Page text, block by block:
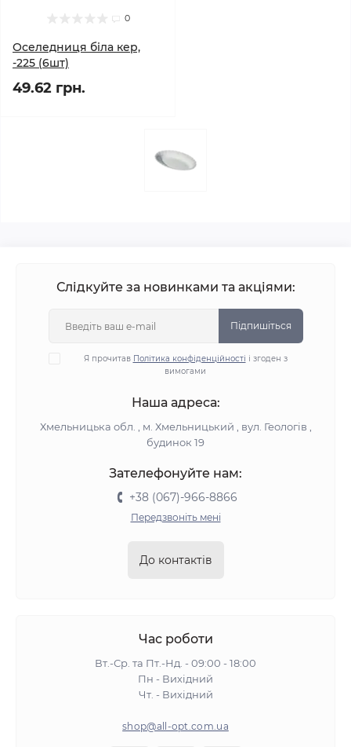
0
Оселедниця біла кер,
-225 (6шт)
49.62 грн.
Слідкуйте за новинками та акціями:
Підпишіться
Я прочитав Політика конфіденційності і згоден з
вимогами
Наша адреса:
Хмельницька обл. , м. Хмельницький , вул. Геологів ,
будинок 19
Зателефонуйте нам:
+38 (067)-966-8866
Передзвоніть мені
До контактів
Час роботи
Вт.-Ср. та Пт.-Нд. - 09:00 - 18:00
Пн - Вихідний
Чт. - Вихідний
shop@all-opt.com.ua